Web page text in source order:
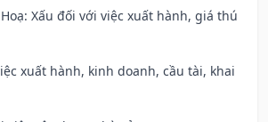
Xấu đối với việc xuất hành, giá thú
xuất hành, kinh doanh, cầu tài, khai